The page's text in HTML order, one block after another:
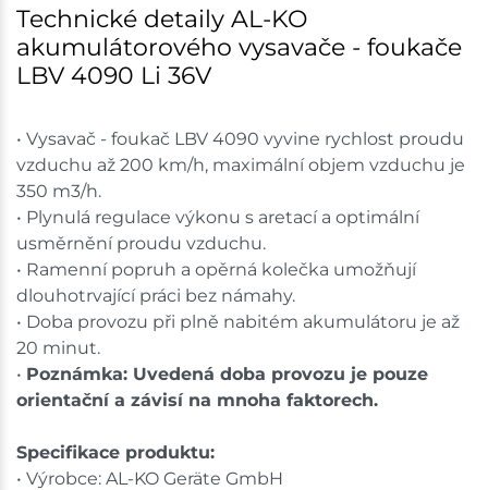
Technické detaily AL-KO
akumulátorového vysavače - foukače
LBV 4090 Li 36V
• Vysavač - foukač LBV 4090 vyvine rychlost proudu
vzduchu až 200 km/h, maximální objem vzduchu je
350 m3/h.
• Plynulá regulace výkonu s aretací a optimální
usměrnění proudu vzduchu.
• Ramenní popruh a opěrná kolečka umožňují
dlouhotrvající práci bez námahy.
• Doba provozu při plně nabitém akumulátoru je až
20 minut.
• Poznámka: Uvedená doba provozu je pouze
orientační a závisí na mnoha faktorech.
Specifikace produktu:
• Výrobce: AL-KO Geräte GmbH